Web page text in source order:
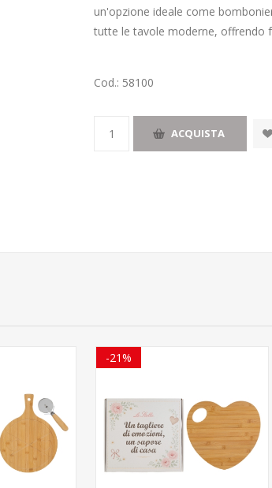
un'opzione ideale come
tutte le tavole moderne, offrendo
Cod.: 58100
ACQUISTA
-21%